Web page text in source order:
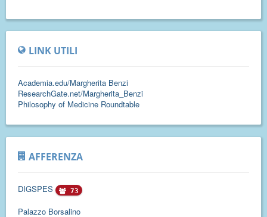
LINK UTILI
Academia.edu/Margherita Benzi
ResearchGate.net/Margherita_Benzi
Philosophy of Medicine Roundtable
AFFERENZA
DIGSPES 73
Palazzo Borsalino